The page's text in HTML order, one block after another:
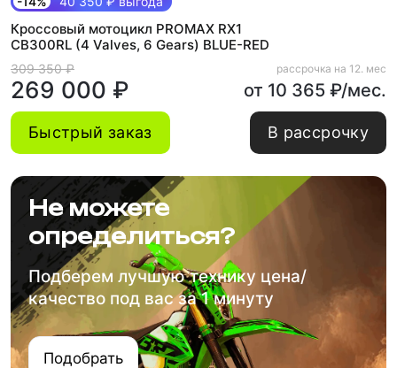
Кроссовый мотоцикл PROMAX RX1
CB300RL (4 Valves, 6 Gears) BLUE-RED
309 350 ₽
269 000 ₽
рассрочка на 12. мес
от 10 365 ₽/мес.
Быстрый заказ В рассрочку
Не можете
определиться?
Подберем лучшую технику цена/
качество под вас за 1 минуту
Подобрать